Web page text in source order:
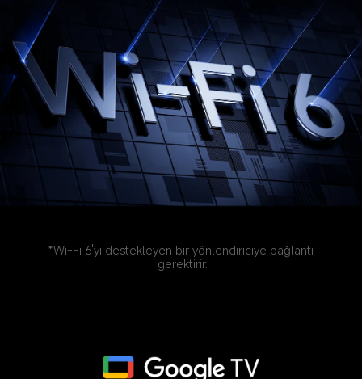
*Wi-Fi 6'yı destekleyen bir yönlendiriciye bağlantı
gerektirir.